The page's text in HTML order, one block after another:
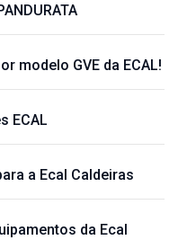
modelo GVE da ECAL!
ECAL
a Ecal Caldeiras
da Ecal